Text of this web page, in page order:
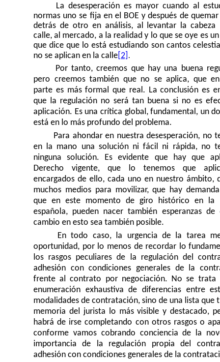
La desesperación es mayor cuando al
normas uno se fija en el BOE y después de
detrás de otro en análisis, al levantar la cabeza
calle, al mercado, a la realidad y lo que se oye es
que dice que lo está estudiando son cantos
no se aplican en la calle [2] .
Por tanto, creemos que hay una buena
pero creemos también que no se aplica, que
parte es más formal que real. La conclusión es
que la regulación no será tan buena si no es
aplicación. Es una crítica global, fundamental, un
está en lo más profundo del problema.
Para ahondar en nuestra desesperación, no
en la mano una solución ni fácil ni rápida, no
ninguna solución. Es evidente que hay que
Derecho vigente, que lo tenemos que
encargados de ello, cada uno en nuestro ámbito,
muchos medios para movilizar, que hay
que en este momento de giro histórico en la
española, pueden nacer también esperanzas de
cambio en esto sea también posible.
En todo caso, la urgencia de la tarea
oportunidad, por lo menos de recordar lo
los rasgos peculiares de la regulación del
adhesión con condiciones generales de la
frente al contrato por negociación. No se trata
enumeración exhaustiva de diferencias entre
modalidades de contratación, sino de una lista que
memoria del jurista lo más visible y destacado,
habrá de irse completando con otros rasgos o
conforme vamos cobrando conciencia de la
importancia de la regulación propia del
adhesión con condiciones generales de la